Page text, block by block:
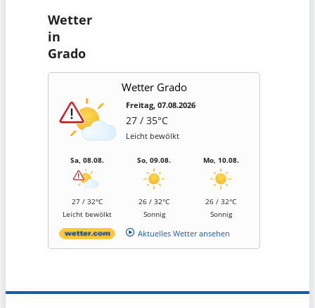
Wetter
in
Grado
Wetter Grado
Freitag, 07.08.2026
27 / 35°C
Leicht bewölkt
Sa, 08.08.
27 / 32°C
Leicht bewölkt
So, 09.08.
26 / 32°C
Sonnig
Mo, 10.08.
26 / 32°C
Sonnig
Aktuelles Wetter ansehen